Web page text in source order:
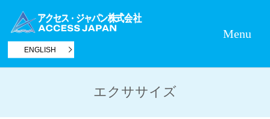
ENGLISH
Menu
エクササイズ